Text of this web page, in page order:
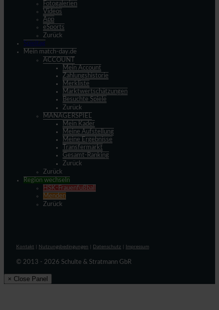
Fotogalerien
Videos
App
eSports
Zurück
Spieltag
Mein match-day.de
ACCOUNT
Mein Account
Zahlungshistorie
Merkliste
Marktwertschätzungen
Besuchte Spiele
Zurück
MANAGERSPIEL
Mein Kader
Meine Aufstellung
Meine Ergebnisse
Transfermarkt
Gesamt-Ranking
Zurück
Zurück
Region wechseln
HSK-Frauenfußball
Menden
Zurück
Kontakt Nutzungsbedingungen Datenschutz Impressum
© 2013 - 2026 Schulte & Stratmann GbR
× Close Panel